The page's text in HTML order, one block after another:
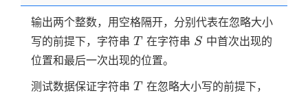
输出两个整数，用空格隔开，分别代表在忽略大小
写的前提下，字符串 T
T 在字符串 S
S 中首次出现的
位置和最后一次出现的位置。
测试数据保证字符串 T
T 在忽略大小写的前提下，